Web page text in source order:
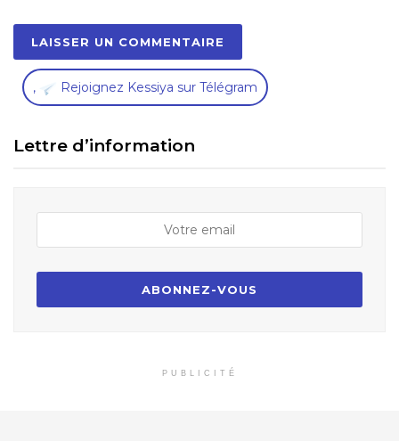
, Rejoignez Kessiya sur Télégram
Lettre d’information
PUBLICITÉ